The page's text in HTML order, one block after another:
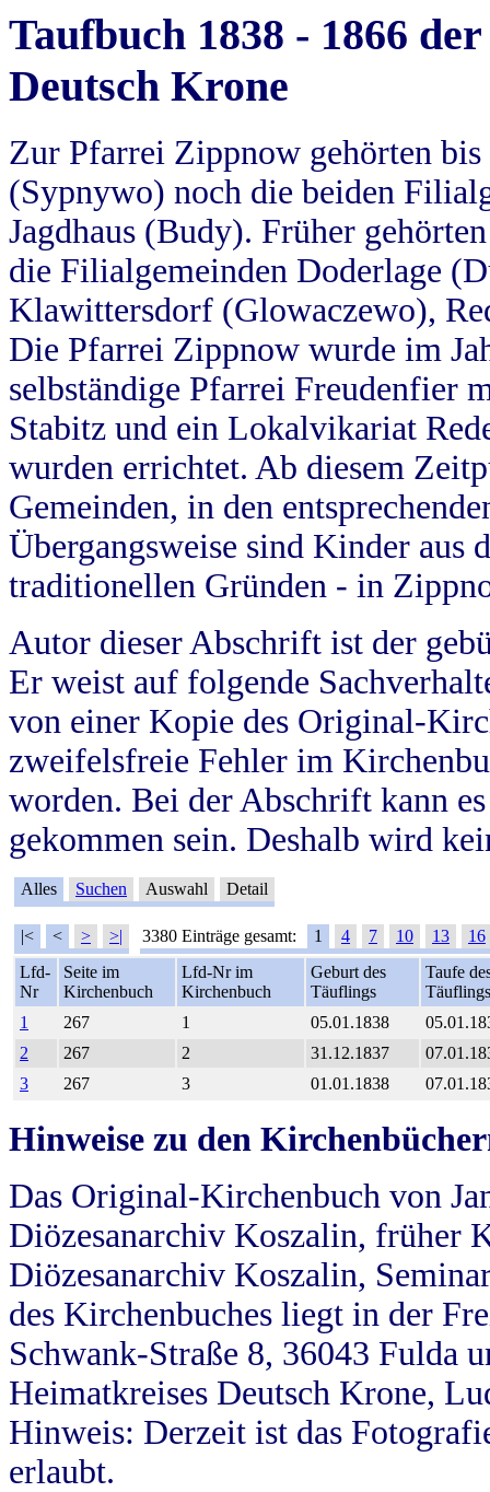
Taufbuch 1838 - 1866
Deutsch Krone
Zur Pfarrei Zippnow gehörten
(Sypnywo) noch die beiden
Jagdhaus (Budy). Früher
die Filialgemeinden Doderlage
Klawittersdorf (Glowaczewo),
Die Pfarrei Zippnow wurde im
selbständige Pfarrei Freudenfier
Stabitz und ein Lokalvikariat
wurden errichtet. Ab diesem
Gemeinden, in den
Übergangsweise sind Kinder aus
traditionellen Gründen - in
Autor dieser Abschrift ist der
Er weist auf folgende
von einer Kopie des Original-
zweifelsfreie Fehler im
worden. Bei der Abschrift kann
gekommen sein. Deshalb wird
Alles Suchen Auswahl Detail
|< < > >| 3380 Einträge gesamt: 1 4 7 10 13
16
Lfd-
Nr
Seite im
Kirchenbuch
Lfd-Nr im
Kirchenbuch
Geburt des
Täuflings
Taufe
Täuflings
1
267 1 05.01.1838
2
267 2 31.12.1837
3
267 3 01.01.1838
Hinweise zu den
Das Original-Kirchenbuch von
Diözesanarchiv Koszalin, früher
Diözesanarchiv Koszalin,
des Kirchenbuches liegt in der
Schwank-Straße 8, 36043 Fulda
Heimatkreises Deutsch Krone,
Hinweis: Derzeit ist das
erlaubt.